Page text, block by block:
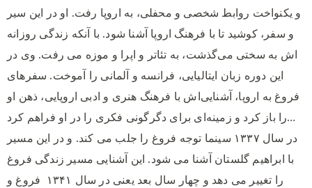
و یکنواخت روابط شخصی و محفلی، به اروپا رفت. او در این سیر
و سفر، کوشید تا با فرهنگ اروپا آشنا شود. با آنکه زندگی روزانه
‌اش به سختی می‌گذشت، به تئاتر و اپرا و موزه می ‌رفت. وی در
این دوره زبان ایتالیایی، فرانسه و آلمانی را آموخت. سفرهای
فروغ به اروپا، آشنایی‌اش با فرهنگ هنری و ادبی اروپایی، ذهن او
را باز کرد و زمینه‌ای برای دگرگونی فکری را در او فراهم کرد…
در سال ۱۳۳۷ سینما توجه فروغ را جلب می‌ کند. و در این مسیر
با ابراهیم گلستان آشنا می‌ شود. این آشنایی مسیر زندگی فروغ
را تغییر می ‌دهد و چهار سال بعد یعنی در سال ۱۳۴۱ فروغ و